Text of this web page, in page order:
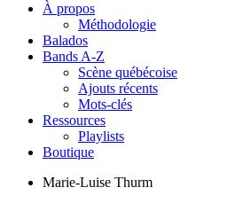
À propos
Méthodologie
Balados
Bands A-Z
Scène québécoise
Ajouts récents
Mots-clés
Ressources
Playlists
Boutique
Marie-Luise Thurm